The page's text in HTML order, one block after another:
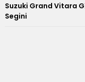
Suzuki Grand Vitara
Segini